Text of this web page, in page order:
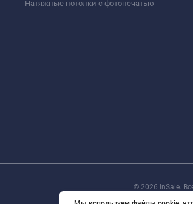
Натяжные потолки с фотопечатью
© 2026 InSale.